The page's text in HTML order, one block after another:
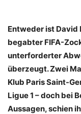
Entweder ist David
begabter FIFA-
unterforderter
überzeugt.Zwei
Klub Paris Saint-
Ligue 1 – doch bei
Aussagen, schien